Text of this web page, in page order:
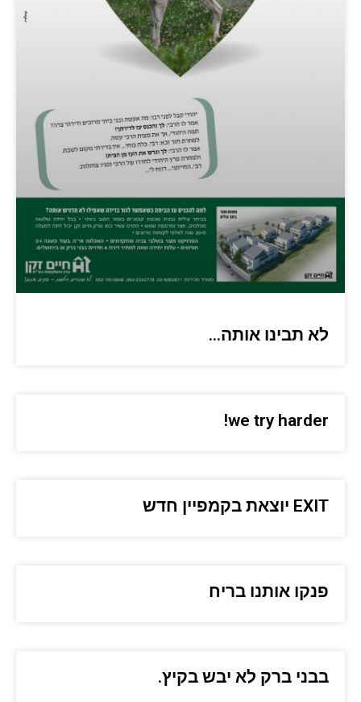
לא תבינו אותה…
we try harder!
EXIT יוצאת בקמפיין חדש
פנקו אותנו בריח
בבני ברק לא יבש בקיץ.